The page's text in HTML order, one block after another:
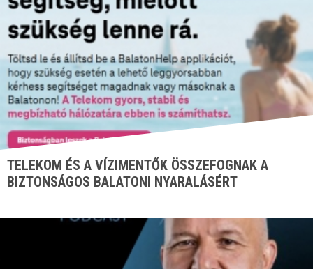
TELEKOM ÉS A VÍZIMENTŐK ÖSSZEFOGNAK A
BIZTONSÁGOS BALATONI NYARALÁSÉRT